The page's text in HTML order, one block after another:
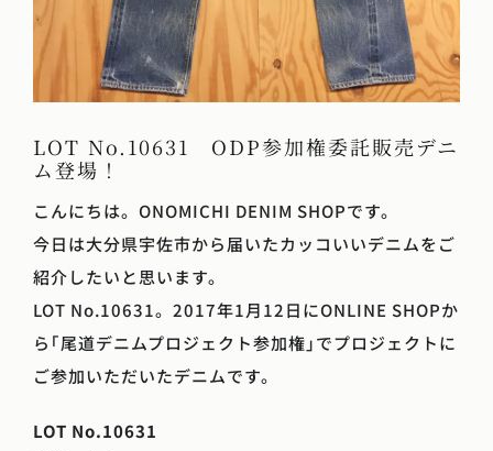
LOT No.10631 ODP参加権委託販売デニ
ム登場！
こんにちは。ONOMICHI DENIM SHOPです。
今日は大分県宇佐市から届いたカッコいいデニムをご
紹介したいと思います。
LOT No.10631。2017年1月12日にONLINE SHOPか
ら｢尾道デニムプロジェクト参加権｣でプロジェクトに
ご参加いただいたデニムです。
LOT No.10631